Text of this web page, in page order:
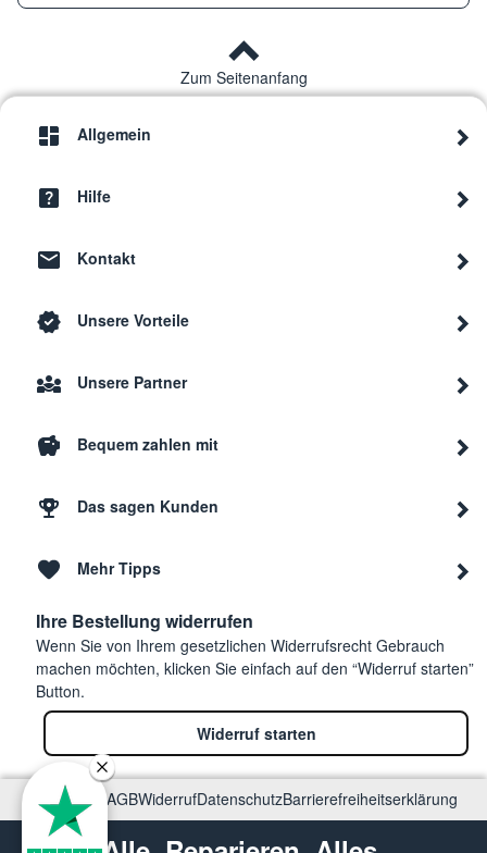
Zum Seitenanfang
Allgemein
Hilfe
Kontakt
Unsere Vorteile
Unsere Partner
Bequem zahlen mit
Das sagen Kunden
Mehr Tipps
Ihre Bestellung widerrufen
Wenn Sie von Ihrem gesetzlichen Widerrufsrecht Gebrauch
machen möchten, klicken Sie einfach auf den “Widerruf starten”
Button.
Widerruf starten
ImpressumAGBWiderrufDatenschutzBarrierefreiheitserklärung